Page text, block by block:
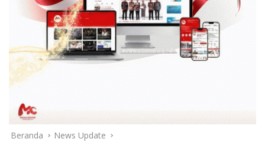
Beranda News Update